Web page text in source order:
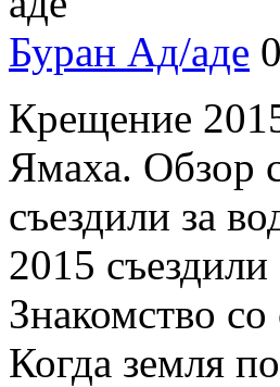
Буран Ад/аде
Крещение
Ямаха. Обзор
съездили за
2015
Знакомство
Когда земля